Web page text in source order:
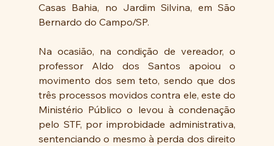
Casas Bahia, no Jardim Silvina, em São
Bernardo do Campo/SP.
Na ocasião, na condição de vereador, o
professor Aldo dos Santos apoiou o
movimento dos sem teto, sendo que dos
três processos movidos contra ele, este do
Ministério Público o levou à condenação
pelo STF, por improbidade administrativa,
sentenciando o mesmo à perda dos direito